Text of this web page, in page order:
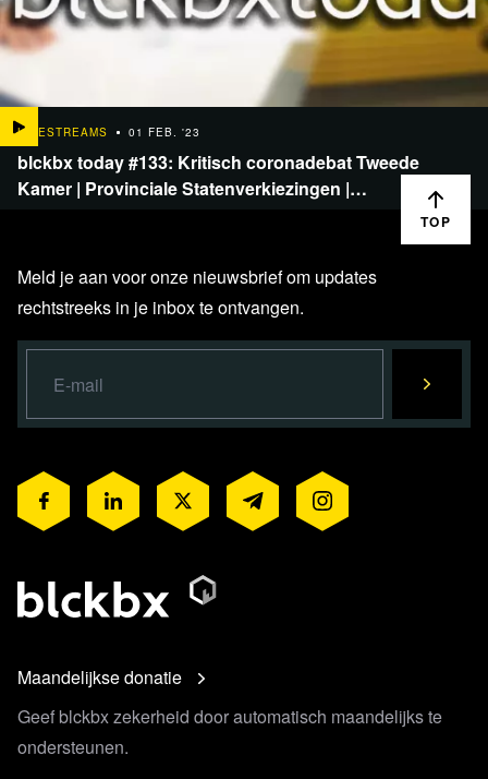
LIVESTREAMS 01 FEB. '23
blckbx today #133: Kritisch coronadebat Tweede
Kamer | Provinciale Statenverkiezingen |…
TOP
Meld je aan voor onze nieuwsbrief om updates
rechtstreeks in je inbox te ontvangen.
Maandelijkse donatie
Geef blckbx zekerheid door automatisch maandelijks te
ondersteunen.